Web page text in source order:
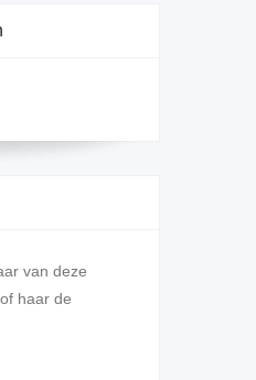
van deze
haar de